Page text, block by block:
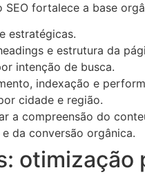
fortalece a base
estratégicas.
e estrutura da
intenção de busca.
indexação e
cidade e região.
a compreensão do
da conversão orgânica.